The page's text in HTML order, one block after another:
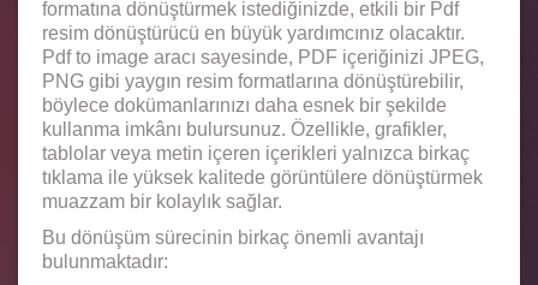
formatına dönüştürmek istediğinizde, etkili bir Pdf
resim dönüştürücü en büyük yardımcınız olacaktır.
Pdf to image aracı sayesinde, PDF içeriğinizi JPEG,
PNG gibi yaygın resim formatlarına dönüştürebilir,
böylece dokümanlarınızı daha esnek bir şekilde
kullanma imkânı bulursunuz. Özellikle, grafikler,
tablolar veya metin içeren içerikleri yalnızca birkaç
tıklama ile yüksek kalitede görüntülere dönüştürmek
muazzam bir kolaylık sağlar.
Bu dönüşüm sürecinin birkaç önemli avantajı
bulunmaktadır: